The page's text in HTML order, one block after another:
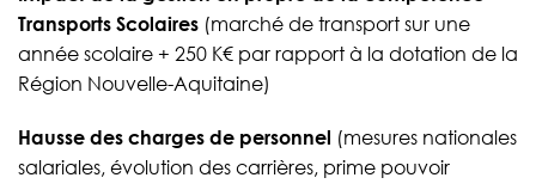
Transports Scolaires (marché de transport sur une
année scolaire + 250 K€ par rapport à la dotation de la
Région Nouvelle-Aquitaine)
Hausse des charges de personnel (mesures nationales
salariales, évolution des carrières, prime pouvoir